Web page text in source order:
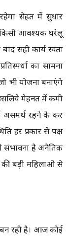
सेहत में सुधार
किसी आवश्यक घरेलू
सही कार्य स्वतः
का सामना
योजना बनाएंगे
मेहनत में कमी
असमर्थ रहने के कर
हर प्रकार से पक्ष
संभावना है अनैतिक
की बड़ी महिलाओ से
रही है। आज कोई